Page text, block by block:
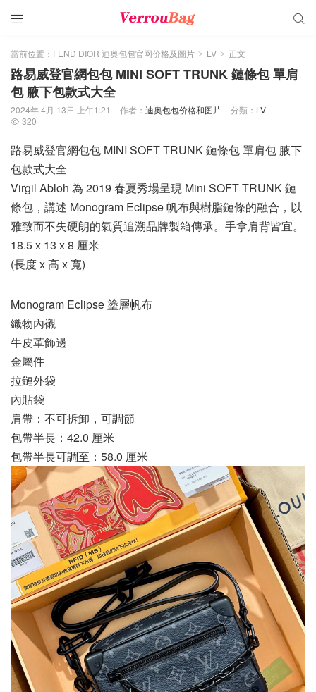
 
當前位置： FEND DIOR 迪奥包包官网价格及圖片 > LV > 正文
路易威登官網包包 MINI SOFT TRUNK 鏈條包 單肩
包 腋下包款式大全
2024年 4月 13日 上午1:21 作者： 迪奥包包价格和图片 分類： LV
 320
路易威登官網包包 MINI SOFT TRUNK 鏈條包 單肩包 腋下
包款式大全
Virgil Abloh 為 2019 春夏秀場呈現 Mini SOFT TRUNK 鏈
條包，講述 Monogram Eclipse 帆布與樹脂鏈條的融合，以
雅致而不失硬朗的氣質追溯品牌製箱傳承。手拿肩背皆宜。
18.5 x 13 x 8 厘米
(長度 x 高 x 寬)
Monogram Eclipse 塗層帆布
織物內襯
牛皮革飾邊
金屬件
拉鏈外袋
內貼袋
肩帶：不可拆卸，可調節
包帶半長：42.0 厘米
包帶半長可調至：58.0 厘米